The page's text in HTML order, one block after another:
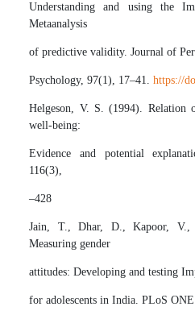
Understanding and using the
Metaanalysis
of predictive validity. Journal of
Psychology, 97(1), 17–41.https://
Helgeson, V. S. (1994). Relation
well-being:
Evidence and potential
116(3),
–428
Jain, T., Dhar, D., Kapoor,
Measuring gender
attitudes: Developing and testing
for adolescents in India. PLoS